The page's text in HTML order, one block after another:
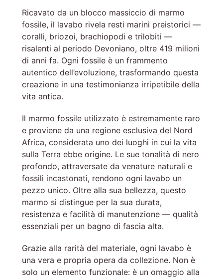
Ricavato da un blocco massiccio di marmo
fossile, il lavabo rivela resti marini preistorici —
coralli, briozoi, brachiopodi e trilobiti —
risalenti al periodo Devoniano, oltre 419 milioni
di anni fa. Ogni fossile è un frammento
autentico dell’evoluzione, trasformando questa
creazione in una testimonianza irripetibile della
vita antica.
Il marmo fossile utilizzato è estremamente raro
e proviene da una regione esclusiva del Nord
Africa, considerata uno dei luoghi in cui la vita
sulla Terra ebbe origine. Le sue tonalità di nero
profondo, attraversate da venature naturali e
fossili incastonati, rendono ogni lavabo un
pezzo unico. Oltre alla sua bellezza, questo
marmo si distingue per la sua durata,
resistenza e facilità di manutenzione — qualità
essenziali per un bagno di fascia alta.
Grazie alla rarità del materiale, ogni lavabo è
una vera e propria opera da collezione. Non è
solo un elemento funzionale: è un omaggio alla